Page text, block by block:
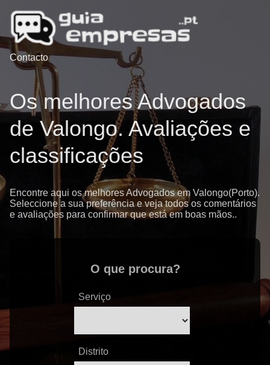
Contacto
Os melhores Advogados
de Valongo. Avaliações e
classificações
Encontre aqui os melhores Advogados em Valongo(Porto).
Seleccione a sua preferência e veja todos os comentários
e avaliações para confirmar que está em boas mãos..
O que procura?
Serviço
Distrito